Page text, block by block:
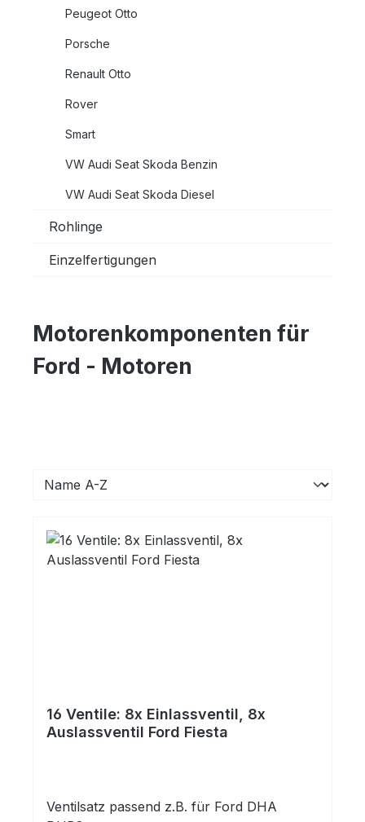
Peugeot Otto
Porsche
Renault Otto
Rover
Smart
VW Audi Seat Skoda Benzin
VW Audi Seat Skoda Diesel
Rohlinge
Einzelfertigungen
Motorenkomponenten für
Ford - Motoren
16 Ventile: 8x Einlassventil, 8x
Auslassventil Ford Fiesta
Ventilsatz passend z.B. für Ford DHA